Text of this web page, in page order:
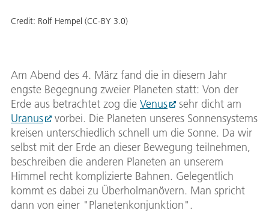
Credit: Rolf Hempel (CC-BY 3.0)
Am Abend des 4. März fand die in diesem Jahr
engste Begegnung zweier Planeten statt: Von der
Erde aus betrachtet zog die Venus
sehr dicht am
Uranus
vorbei. Die Planeten unseres Sonnensystems
kreisen unterschiedlich schnell um die Sonne. Da wir
selbst mit der Erde an dieser Bewegung teilnehmen,
beschreiben die anderen Planeten an unserem
Himmel recht komplizierte Bahnen. Gelegentlich
kommt es dabei zu Überholmanövern. Man spricht
dann von einer "Planetenkonjunktion".